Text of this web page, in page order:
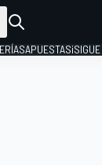
APUESTAS